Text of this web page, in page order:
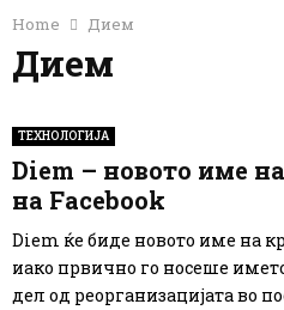
Home Дием
Дием
ТЕХНОЛОГИЈА
Diem – новото име
на Facebook
Diem ќе биде новото име на
иако првично го носеше
дел од реорганизацијата во